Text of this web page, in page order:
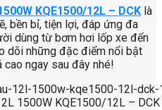
KQE1500/12L – DCK là
bền bỉ, tiện lợi, đáp ứng đa
dùng từ bơm hơi lốp xe đến
dõi những đặc điểm nổi bật
ngay sau đây nhé!
1500W KQE1500/12L – DCK